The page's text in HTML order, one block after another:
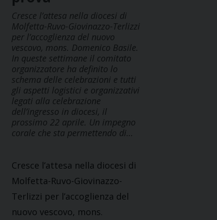
Cresce l’attesa nella diocesi di
Molfetta-Ruvo-Giovinazzo-Terlizzi
per l’accoglienza del nuovo
vescovo, mons. Domenico Basile.
In queste settimane il comitato
organizzatore ha definito lo
schema delle celebrazioni e tutti
gli aspetti logistici e organizzativi
legati alla celebrazione
dell’ingresso in diocesi, il
prossimo 22 aprile. Un impegno
corale che sta permettendo di…
Cresce l’attesa nella diocesi di
Molfetta-Ruvo-Giovinazzo-
Terlizzi per l’accoglienza del
nuovo vescovo, mons.